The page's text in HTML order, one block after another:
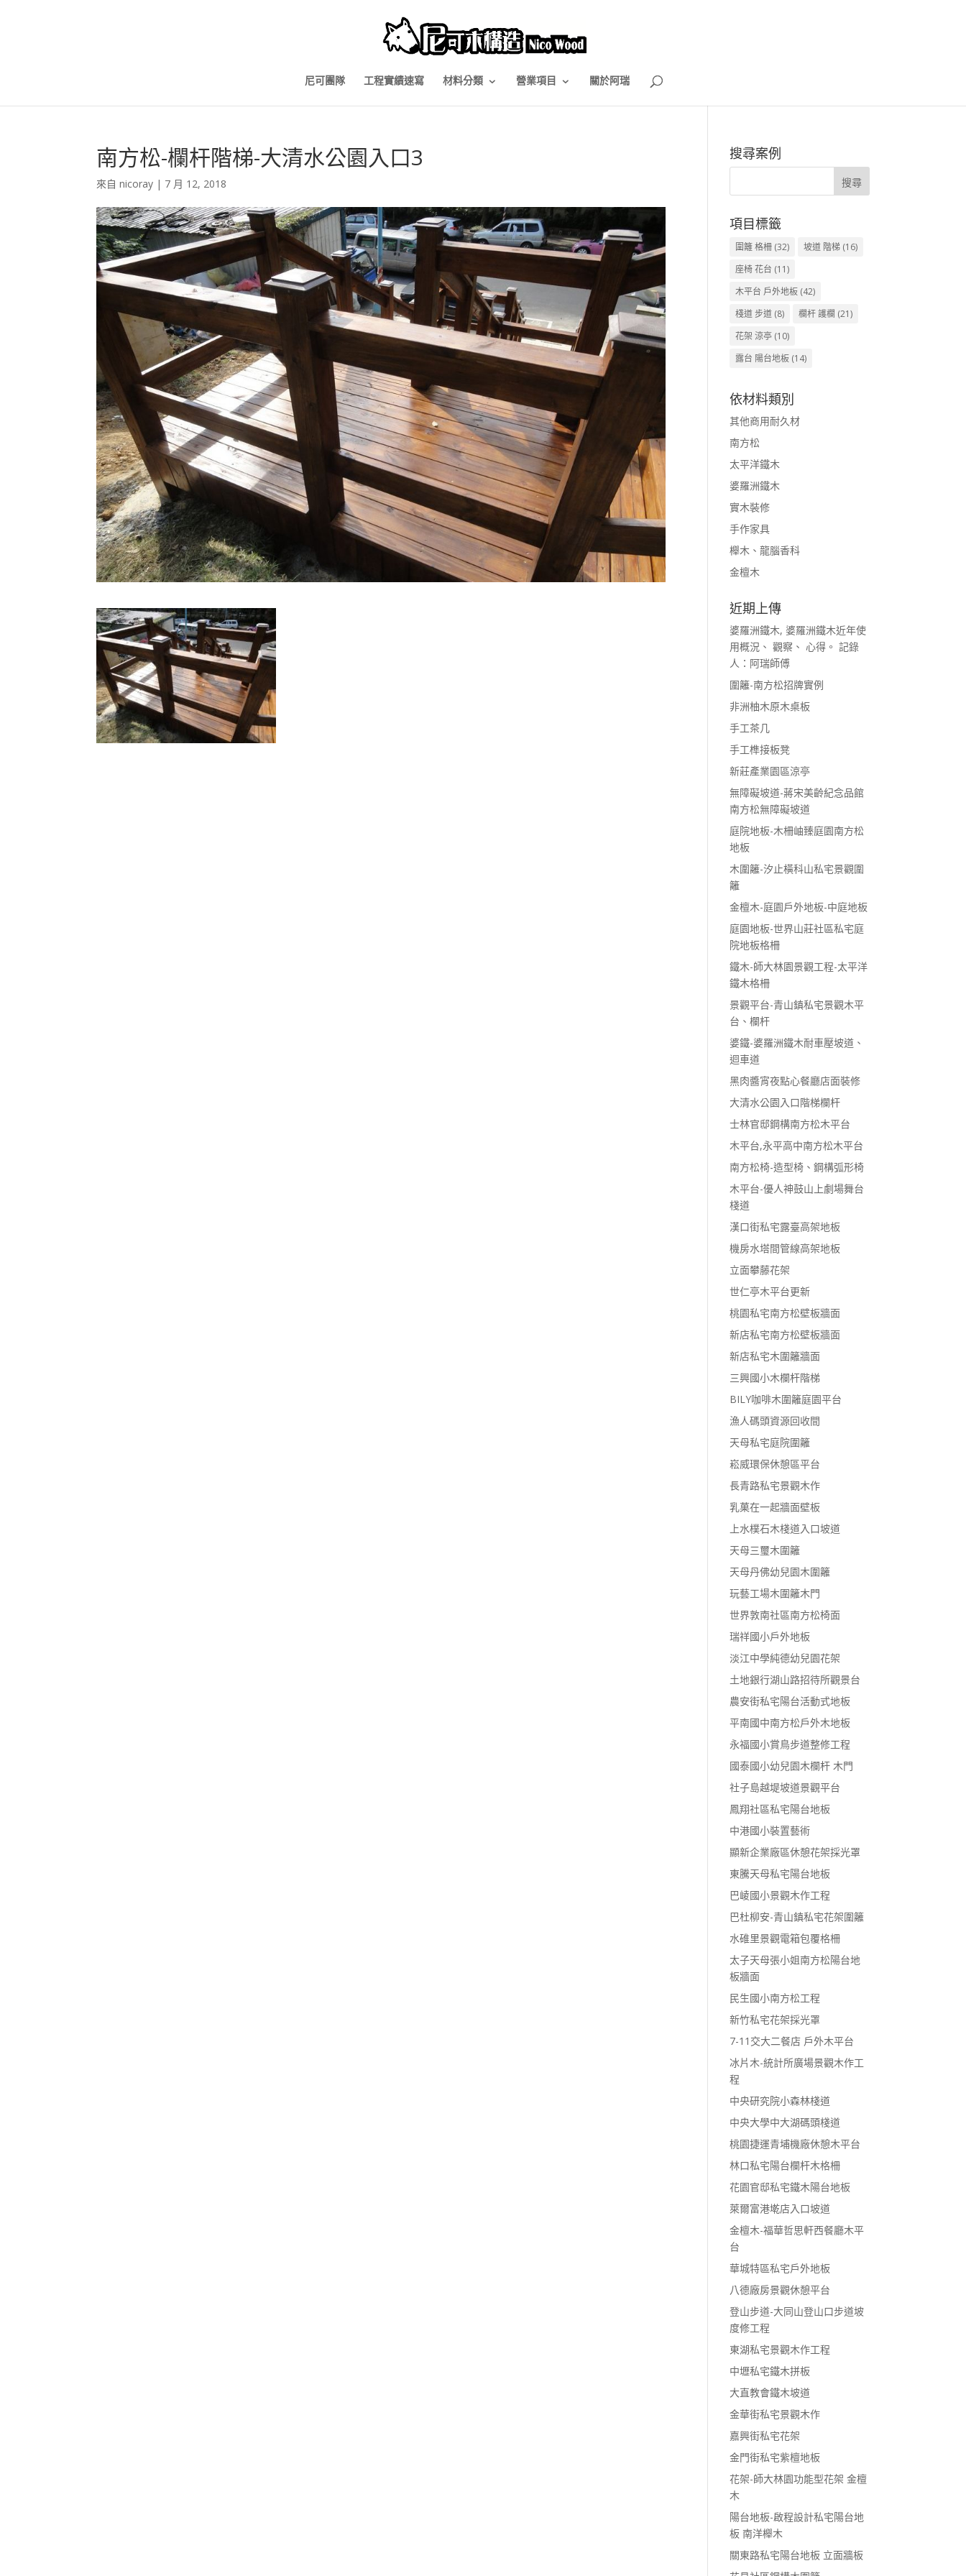
尼可團隊 工程實績速寫 材料分類 營業項目 關於阿瑞
南方松-欄杆階梯-大清水公園入口3
來自nicoray | 7 月 12, 2018
搜尋案例
項目標籤
圍籬 格柵 (32) 坡道 階梯 (16)
座椅 花台 (11)
木平台 戶外地板 (42)
棧道 步道 (8) 欄杆 護欄 (21)
花架 涼亭 (10)
露台 陽台地板 (14)
依材料類別
其他商用耐久材
南方松
太平洋鐵木
婆羅洲鐵木
實木裝修
手作家具
櫸木、龍腦香科
金檀木
近期上傳
婆羅洲鐵木, 婆羅洲鐵木近年使
用概況、 觀察、 心得。 記錄
人：阿瑞師傅
圍籬-南方松招牌實例
非洲柚木原木桌板
手工茶几
手工榫接板凳
新莊產業園區涼亭
無障礙坡道-蔣宋美齡紀念品館
南方松無障礙坡道
庭院地板-木柵岫臻庭園南方松
地板
木圍籬-汐止橫科山私宅景觀圍
籬
金檀木-庭園戶外地板-中庭地板
庭園地板-世界山莊社區私宅庭
院地板格柵
鐵木-師大林園景觀工程-太平洋
鐵木格柵
景觀平台-青山鎮私宅景觀木平
台、欄杆
婆鐵-婆羅洲鐵木耐車壓坡道、
迴車道
黑肉醬宵夜點心餐廳店面裝修
大清水公園入口階梯欄杆
士林官邸鋼構南方松木平台
木平台,永平高中南方松木平台
南方松椅-造型椅、鋼構弧形椅
木平台-優人神鼓山上劇場舞台
棧道
漢口街私宅露臺高架地板
機房水塔間管線高架地板
立面攀藤花架
世仁亭木平台更新
桃園私宅南方松壁板牆面
新店私宅南方松壁板牆面
新店私宅木圍籬牆面
三興國小木欄杆階梯
BILY咖啡木圍籬庭園平台
漁人碼頭資源回收間
天母私宅庭院圍籬
崧威環保休憩區平台
長青路私宅景觀木作
乳菓在一起牆面壁板
上水樸石木棧道入口坡道
天母三璽木圍籬
天母丹佛幼兒園木圍籬
玩藝工場木圍籬木門
世界敦南社區南方松椅面
瑞祥國小戶外地板
淡江中學純德幼兒園花架
土地銀行湖山路招待所觀景台
農安街私宅陽台活動式地板
平南國中南方松戶外木地板
永福國小賞鳥步道整修工程
國泰國小幼兒園木欄杆 木門
社子島越堤坡道景觀平台
鳳翔社區私宅陽台地板
中港國小裝置藝術
顯新企業廠區休憩花架採光罩
東騰天母私宅陽台地板
巴崚國小景觀木作工程
巴杜柳安-青山鎮私宅花架圍籬
水碓里景觀電箱包覆格柵
太子天母張小姐南方松陽台地
板牆面
民生國小南方松工程
新竹私宅花架採光罩
7-11交大二餐店 戶外木平台
冰片木-統計所廣場景觀木作工
程
中央研究院小森林棧道
中央大學中大湖碼頭棧道
桃園捷運青埔機廠休憩木平台
林口私宅陽台欄杆木格柵
花園官邸私宅鐵木陽台地板
萊爾富港墘店入口坡道
金檀木-福華哲思軒西餐廳木平
台
華城特區私宅戶外地板
八德廠房景觀休憩平台
登山步道-大同山登山口步道坡
度修工程
東湖私宅景觀木作工程
中壢私宅鐵木拼板
大直教會鐵木坡道
金華街私宅景觀木作
嘉興街私宅花架
金門街私宅紫檀地板
花架-師大林園功能型花架 金檀
木
陽台地板-啟程設計私宅陽台地
板 南洋櫸木
關東路私宅陽台地板 立面牆板